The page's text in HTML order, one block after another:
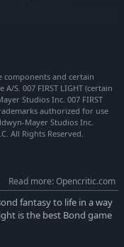
origines de James
pilotez des véhicules
d’un film, à la
à mains nues
sous le nez de
components and certain
S. 007 FIRST LIGHT (certain
Studios Inc. 007 FIRST
authorized for use
Mayer Studios Inc.
All Rights Reserved.
Read more: Opencritic.com
fantasy to life in a way
is the best Bond game